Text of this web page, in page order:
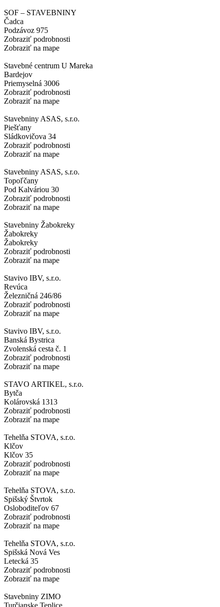
SOF – STAVEBNINY
Čadca
Podzávoz 975
Zobraziť podrobnosti
Zobraziť na mape
Stavebné centrum U Mareka
Bardejov
Priemyselná 3006
Zobraziť podrobnosti
Zobraziť na mape
Stavebniny ASAS, s.r.o.
Piešťany
Sládkovičova 34
Zobraziť podrobnosti
Zobraziť na mape
Stavebniny ASAS, s.r.o.
Topoľčany
Pod Kalváriou 30
Zobraziť podrobnosti
Zobraziť na mape
Stavebniny Žabokreky
Žabokreky
Žabokreky
Zobraziť podrobnosti
Zobraziť na mape
Stavivo IBV, s.r.o.
Revúca
Železničná 246/86
Zobraziť podrobnosti
Zobraziť na mape
Stavivo IBV, s.r.o.
Banská Bystrica
Zvolenská cesta č. 1
Zobraziť podrobnosti
Zobraziť na mape
STAVO ARTIKEL, s.r.o.
Bytča
Kolárovská 1313
Zobraziť podrobnosti
Zobraziť na mape
Tehelňa STOVA, s.r.o.
Klčov
Klčov 35
Zobraziť podrobnosti
Zobraziť na mape
Tehelňa STOVA, s.r.o.
Spišský Štvrtok
Osloboditeľov 67
Zobraziť podrobnosti
Zobraziť na mape
Tehelňa STOVA, s.r.o.
Spišská Nová Ves
Letecká 35
Zobraziť podrobnosti
Zobraziť na mape
Stavebniny ZIMO